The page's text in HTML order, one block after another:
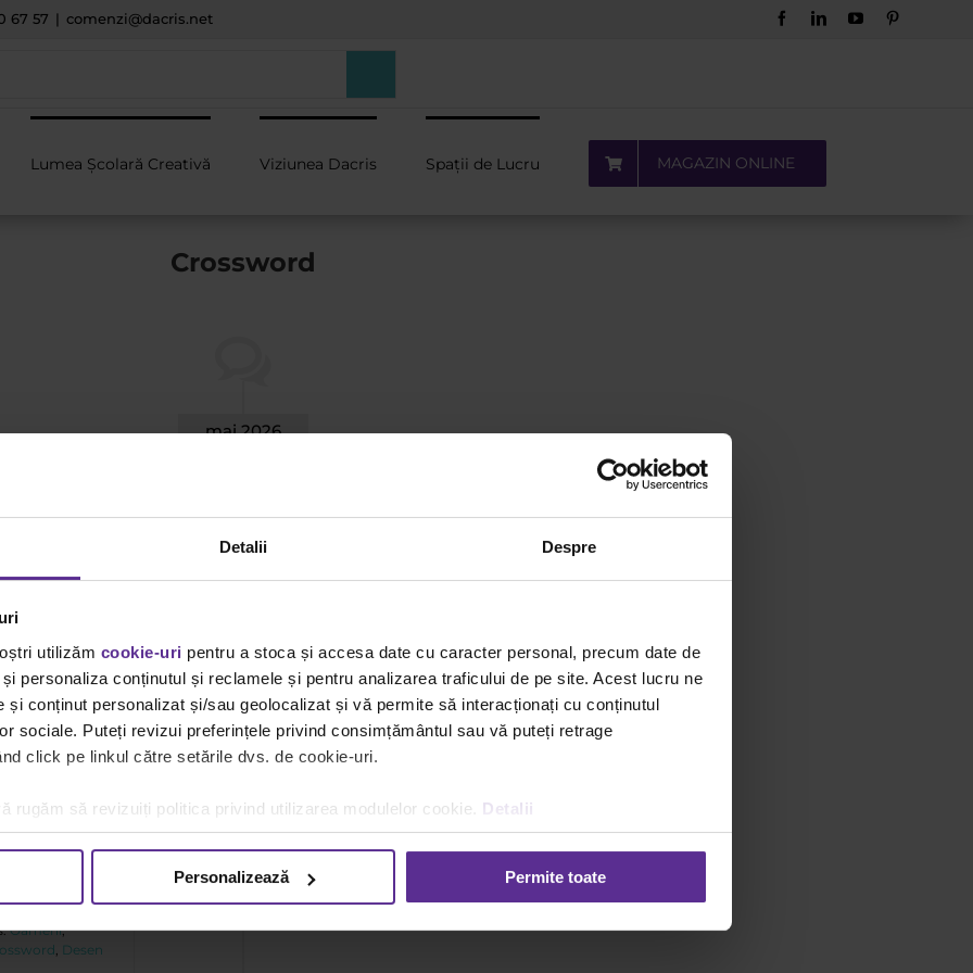
Detalii Despre
utilizăm cookie-uri pentru a stoca și accesa date cu caracter personal, precum date de
personaliza conținutul și reclamele și pentru analizarea traficului de pe site. Acest lucru ne
și conținut personalizat și/sau geolocalizat și vă permite să interacționați cu conținutul
sociale. Puteți revizui preferințele privind consimțământul sau vă puteți retrage
click pe linkul către setările dvs. de cookie-uri.
rugăm să revizuiți politica privind utilizarea modulelor cookie. Detalii
Personalizează Permite toate
67 57 | comenzi@dacris.net FacebookLinkedInYouTube
Lumea Școlară Creativă Viziunea Dacris Spații de Lucru MAGAZIN ONLINE
Crossword
mai 2026
Oameni,
Desen